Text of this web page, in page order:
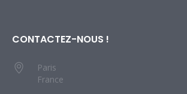
CONTACTEZ-NOUS !
Paris
France